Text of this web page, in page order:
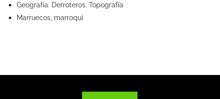
Geografía. Derroteros. Topografía
Marruecos, marroquí